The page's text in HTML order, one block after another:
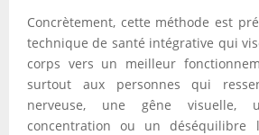
Concrètement, cette méthode est
technique de santé intégrative qui
corps vers un meilleur
surtout aux personnes qui
nerveuse, une gêne visuelle,
concentration ou un